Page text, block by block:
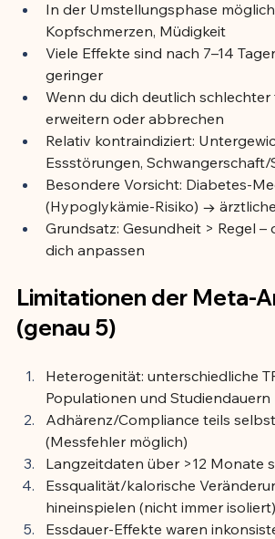
In der Umstellungsphase
Kopfschmerzen, Müdigkeit
Viele Effekte sind nach 7–14
geringer
Wenn du dich deutlich schlechter
erweitern oder abbrechen
Relativ kontraindiziert:
Essstörungen, Schwangerschaft/
Besondere Vorsicht: Diabetes-
(Hypoglykämie-Risiko) →
Grundsatz: Gesundheit > Regel –
dich anpassen
Limitationen der Meta-
(genau 5)
Heterogenität: unterschiedliche
Populationen und Studiendauern
Adhärenz/Compliance teils
(Messfehler möglich)
Langzeitdaten über >12 Monate
Essqualität/kalorische
hineinspielen (nicht immer isoliert)
Essdauer-Effekte waren